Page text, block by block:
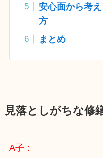
安心面から考
方
まとめ
見落としがちな修
A子：